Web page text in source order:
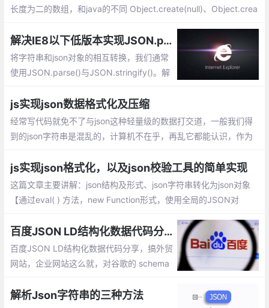
长度为二的数组，和java的不同 Object.create(null)、Object.crea
没有、后两个一样继承了object类，有两个内置方法
解决IE8以下低版本实现JSON.parse()与JSON.stringify()的兼容
将字符串和json对象的相互转换，我们通常
使用JSON.parse()与JSON.stringify()。解
N.stringify()的兼容呢：利用eval方式解析、
new Function形式、自定义兼容json的方
法、head头添加mate等
js实现json数据格式化及压缩
经常写代码就免不了与json这种轻量级的数据打交道，一般我们得
到的json字符串是混乱的，计算机不在乎，再乱它都能认识，作为
js实现json格式化，以及json校验工具的简单实现
这篇文章主要讲解：json结构及形式、json字符串转化为json对象
【通过eval( ) 方法，new Function形式，使用全局的JSON对
百度JSON LD结构化数据代码分享
百度JSON LD结构化数据代码分享，搞外贸
网站，企业网站这么就，对谷歌的 schema
数据就了解太少了
解析Json字符串的三种方法